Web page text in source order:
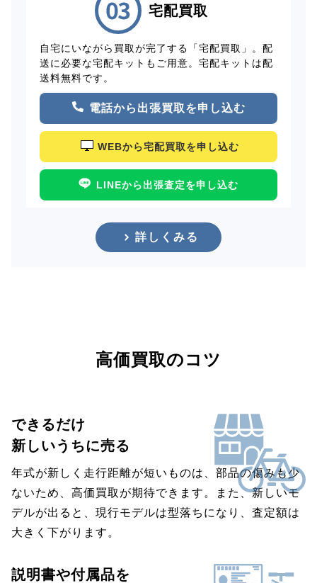
宅配買取
自宅にいながら買取が完了する「宅配買取」。配
送に必要な宅配キットもご用意。宅配キットは配
送料無料です。
電話から出張買取を申し込む
WEBから宅配買取を申し込む
LINEから出張査定を申し込む
詳しくみる
高価買取のコツ
できるだけ
新しいうちに売る
年式が新しく走行距離が短いものは、部品の傷みも少
ないため、高価買取が期待できます。また、新しいモ
デルが出ると、現行モデルは型落ちになり、査定額は
大きく下がります。
説明書や付属品を